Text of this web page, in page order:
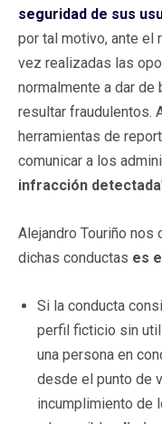
seguridad de sus
por tal motivo, ante el
vez realizadas las
normalmente a dar de
resultar fraudulentos.
herramientas de
comunicar a los
infracción detectada
Alejandro Touriño nos
dichas conductas es
Si la conducta
perfil ficticio sin
una persona en
desde el punto de
incumplimiento de